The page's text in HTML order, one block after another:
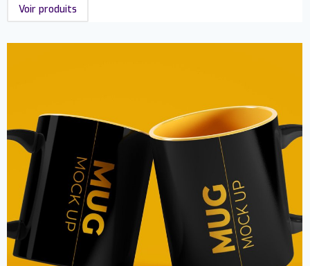
Voir produits